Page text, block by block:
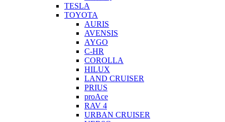
TESLA
TOYOTA
AURIS
AVENSIS
AYGO
C-HR
COROLLA
HILUX
LAND CRUISER
PRIUS
proAce
RAV 4
URBAN CRUISER